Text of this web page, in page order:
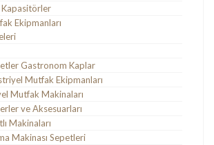
Ekipmanları
Gastronom Kaplar
Mutfak Ekipmanları
Mutfak Makinaları
ve Aksesuarları
Makinaları
Makinası Sepetleri